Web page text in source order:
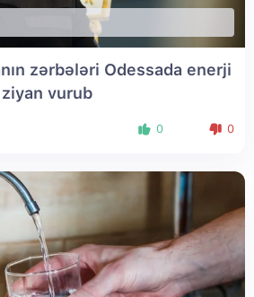
zərbələri Odessada enerji
vurub
0 0